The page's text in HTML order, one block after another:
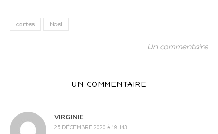
cartes Noel
Un commentaire
UN COMMENTAIRE
VIRGINIE
25 DÉCEMBRE 2020 À 19H43